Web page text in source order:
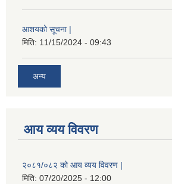
आशयको सूचना |
मिति: 11/15/2024 - 09:43
अन्य
आय व्यय विवरण
२०८१/०८२ को आय व्यय विवरण |
मिति: 07/20/2025 - 12:00